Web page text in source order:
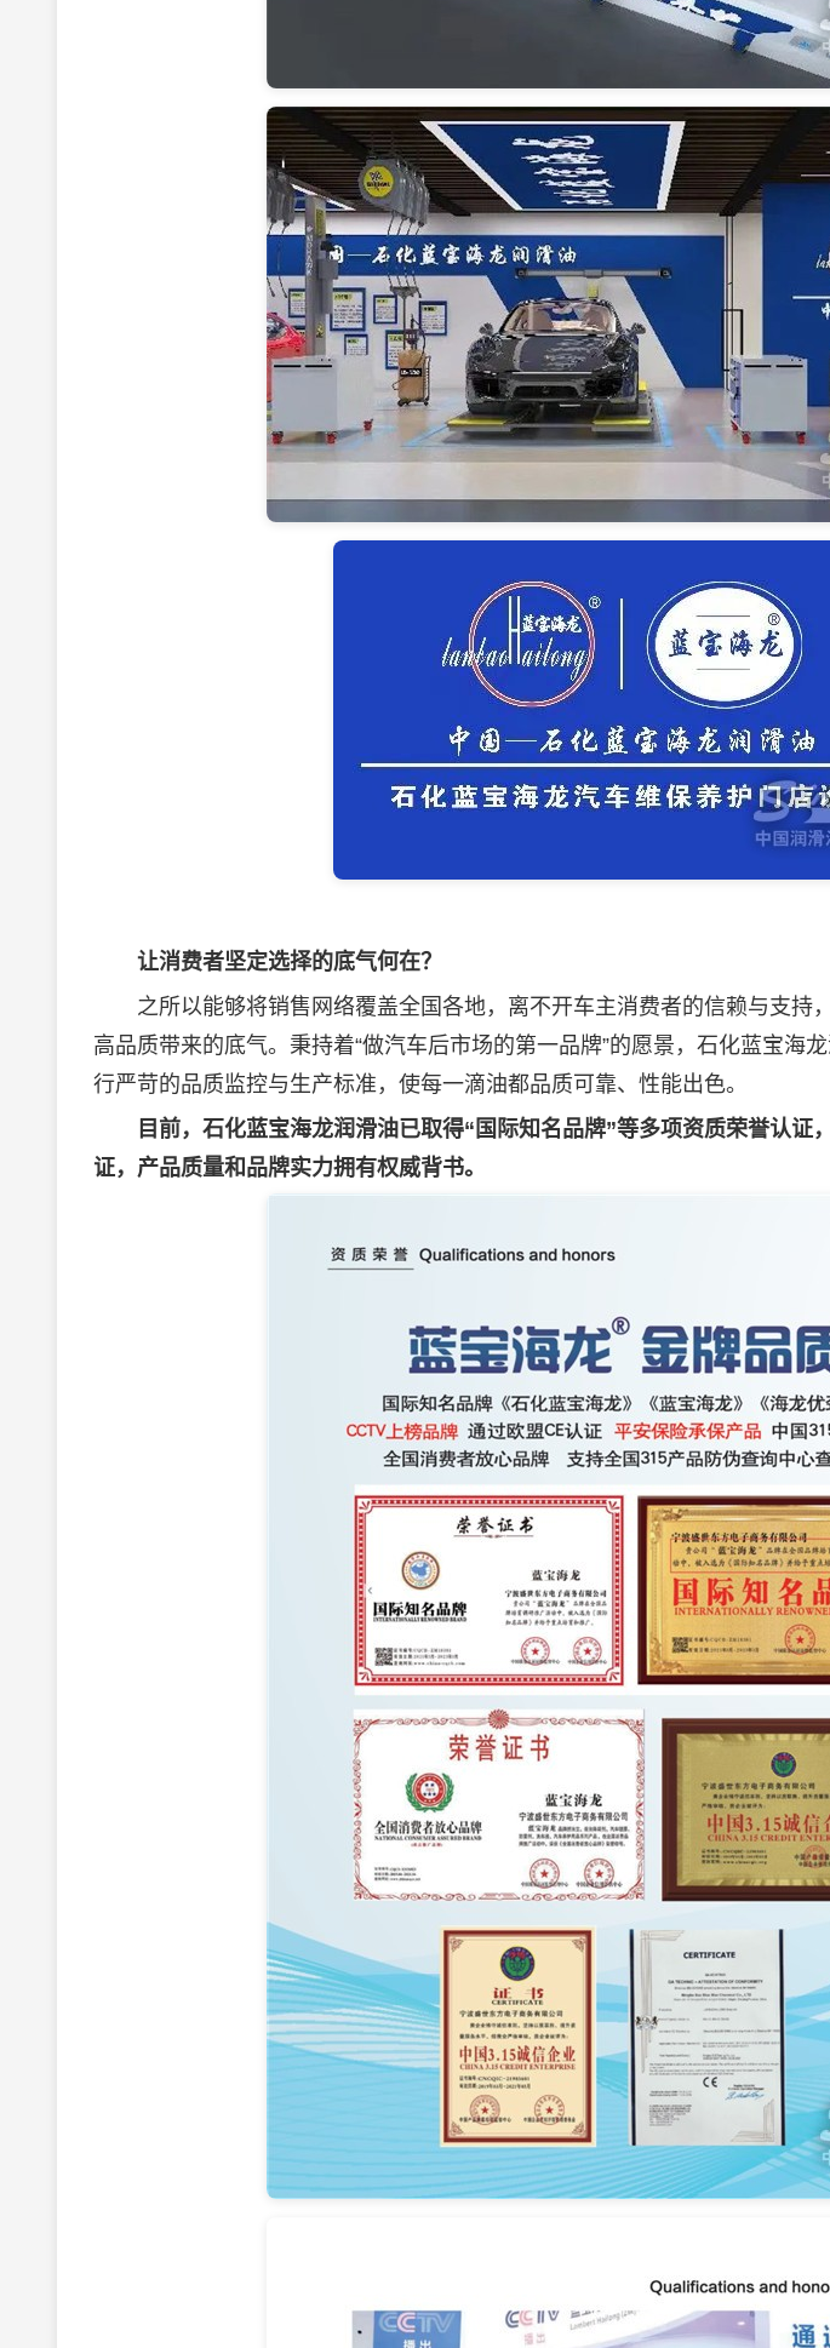
让消费者坚定选择的底气何在？
之所以能够将销售网络覆盖全国各地，离不开车主消费者的信赖与支持
高品质带来的底气。秉持着“做汽车后市场的第一品牌”的愿景，石化蓝宝海龙
行严苛的品质监控与生产标准，使每一滴油都品质可靠、性能出色。
目前，石化蓝宝海龙润滑油已取得“国际知名品牌”等多项资质荣誉认证
证，产品质量和品牌实力拥有权威背书。